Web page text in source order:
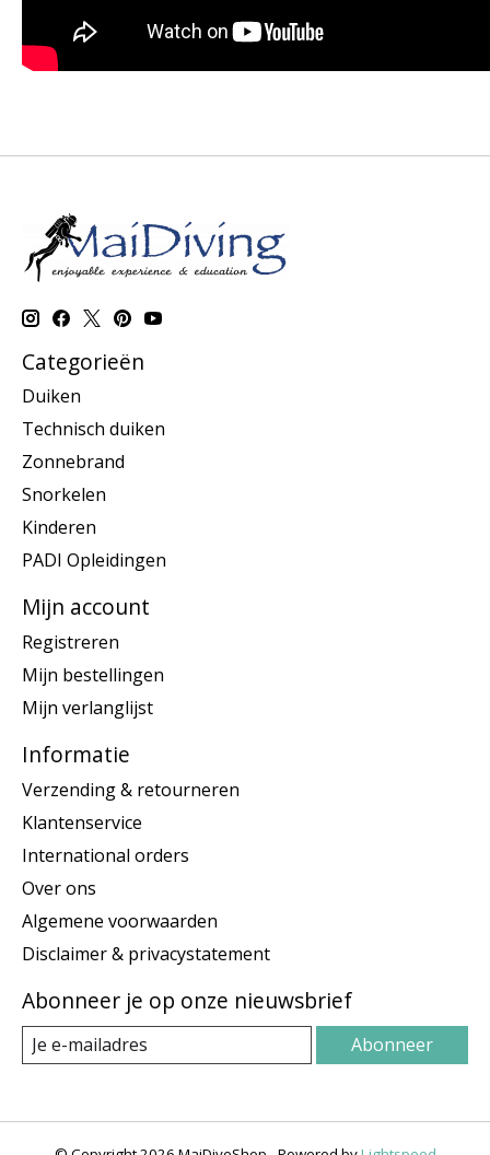
Categorieën
Duiken
Technisch duiken
Zonnebrand
Snorkelen
Kinderen
PADI Opleidingen
Mijn account
Registreren
Mijn bestellingen
Mijn verlanglijst
Informatie
Verzending & retourneren
Klantenservice
International orders
Over ons
Algemene voorwaarden
Disclaimer & privacystatement
Abonneer je op onze nieuwsbrief
Abonneer